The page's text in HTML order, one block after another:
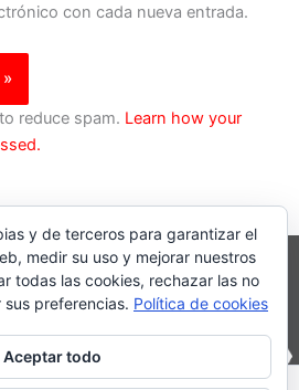
con cada nueva entrada.
reduce spam. Learn how your
y de terceros para garantizar el
medir su uso y mejorar nuestros
todas las cookies, rechazar las no
preferencias. Política de cookies
Aceptar todo